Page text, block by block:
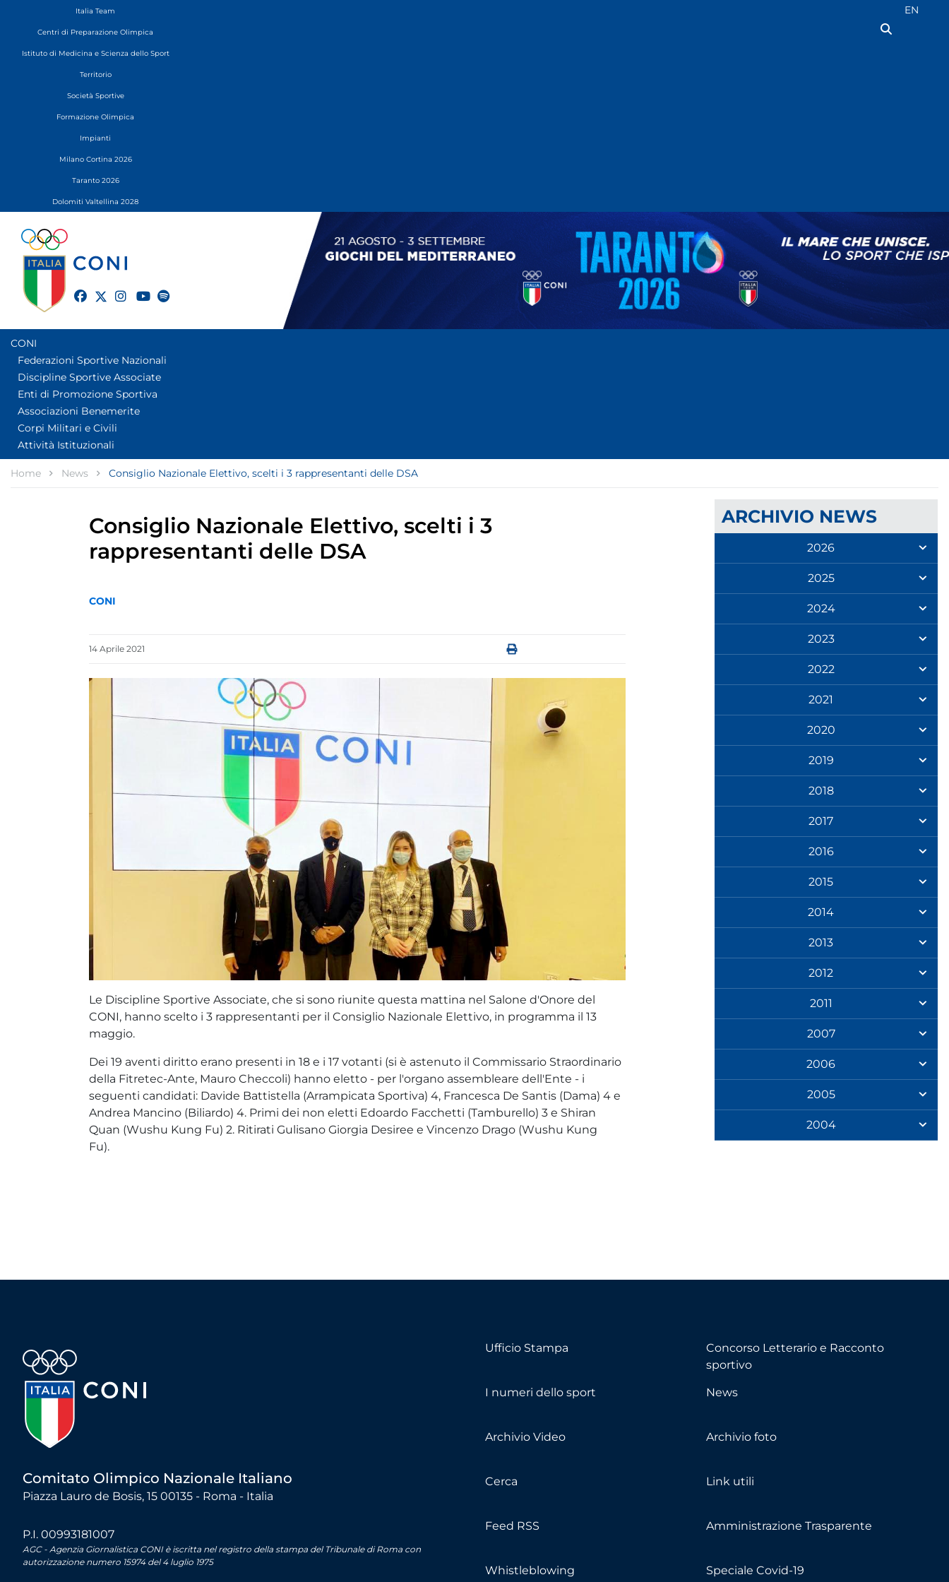
Italia Team
Centri di Preparazione Olimpica
Istituto di Medicina e Scienza dello Sport
Territorio
Società Sportive
Formazione Olimpica
Impianti
Milano Cortina 2026
Taranto 2026
Dolomiti Valtellina 2028
Seleziona
EN
twitter
CONI
Federazioni Sportive Nazionali
Discipline Sportive Associate
Enti di Promozione Sportiva
Associazioni Benemerite
Corpi Militari e Civili
Attività Istituzionali
Home News Consiglio Nazionale Elettivo, scelti i 3 rappresentanti delle DSA
Consiglio Nazionale Elettivo, scelti i 3
rappresentanti delle DSA
CONI
14 Aprile 2021
Le Discipline Sportive Associate, che si sono riunite questa mattina nel Salone d'Onore del
CONI, hanno scelto i 3 rappresentanti per il Consiglio Nazionale Elettivo, in programma il 13
maggio.
Dei 19 aventi diritto erano presenti in 18 e i 17 votanti (si è astenuto il Commissario Straordinario
della Fitretec-Ante, Mauro Checcoli) hanno eletto - per l'organo assembleare dell'Ente - i
seguenti candidati: Davide Battistella (Arrampicata Sportiva) 4, Francesca De Santis (Dama) 4 e
Andrea Mancino (Biliardo) 4. Primi dei non eletti Edoardo Facchetti (Tamburello) 3 e Shiran
Quan (Wushu Kung Fu) 2. Ritirati Gulisano Giorgia Desiree e Vincenzo Drago (Wushu Kung
Fu).
ARCHIVIO NEWS
2026
2025
2024
2023
2022
2021
2020
2019
2018
2017
2016
2015
2014
2013
2012
2011
2007
2006
2005
2004
Comitato Olimpico Nazionale Italiano
Piazza Lauro de Bosis, 15 00135 - Roma - Italia
P.I. 00993181007
AGC - Agenzia Giornalistica CONI è iscritta nel registro della stampa del Tribunale di Roma con
autorizzazione numero 15974 del 4 luglio 1975
Ufficio Stampa
Concorso Letterario e Racconto
sportivo
I numeri dello sport News
Archivio Video Archivio foto
Cerca Link utili
Feed RSS Amministrazione Trasparente
Whistleblowing Speciale Covid-19